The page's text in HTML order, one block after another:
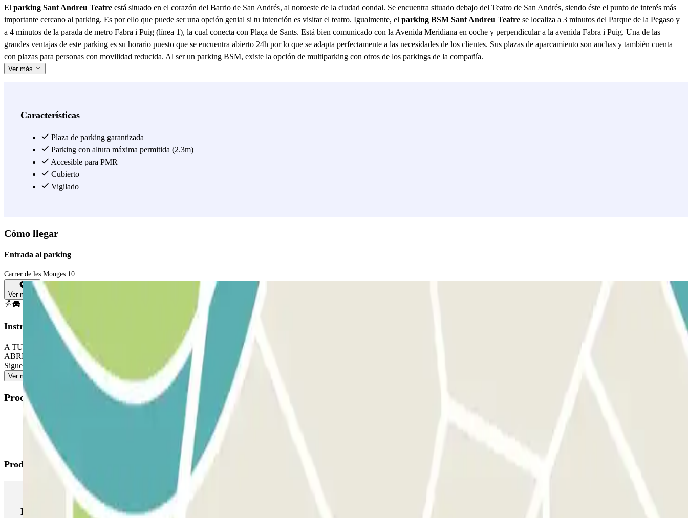
El parking Sant Andreu Teatre está situado en el corazón del Barrio de San Andrés, al noroeste de la ciudad condal. Se encuentra situado debajo del Teatro de San Andrés, siendo éste el punto de interés más
importante cercano al parking. Es por ello que puede ser una opción genial si tu intención es visitar el teatro. Igualmente, el parking BSM Sant Andreu Teatre se localiza a 3 minutos del Parque de la Pegaso y
a 4 minutos de la parada de metro Fabra i Puig (línea 1), la cual conecta con Plaça de Sants. Está bien comunicado con la Avenida Meridiana en coche y perpendicular a la avenida Fabra i Puig. Una de las
grandes ventajas de este parking es su horario puesto que se encuentra abierto 24h por lo que se adapta perfectamente a las necesidades de los clientes. Sus plazas de aparcamiento son anchas y también cuenta
con plazas para personas con movilidad reducida. Al ser un parking BSM, existe la opción de multiparking con otros de los parkings de la compañía.
Ver más
Características
Plaza de parking garantizada
Parking con altura máxima permitida (2.3m)
Accesible para PMR
Cubierto
Vigilado
Cómo llegar
Entrada al parking
Carrer de les Monges 10
Ver mapa
Instrucciones
A TU LLEGADA: Accede al parking PARA ABRIR LA BARRERA: Detente frente a la barrera. El lector de matrículas reconocerá tu vehículo. Aparca en cualquier plaza libre. SI LA BARRERA NO SE
ABRE: Utiliza el interfono para validar tu reserva. PARA SALIR: Detente frente a la barrera. El lector de matrículas reconocerá tu vehículo. SI TU PASE PERMITE ENTRADAS Y SALIDAS ILIMITADAS:
Sigue el mismo procedimiento indicado anteriormente para entrar y salir.
Ver más
Productos disponibles
Productos de Parclick
Productos de Parclick